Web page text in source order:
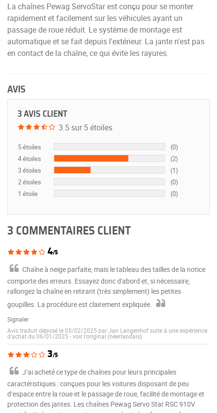
La chaînes Pewag ServoStar est conçu pour se monter
rapidement et facilement sur les véhicules ayant un
passage de roue réduit. Le système de montage est
automatique et se fait depuis l'extérieur. La jante n'est pas
en contact de la chaîne, ce qui évite les rayures.
AVIS
3 AVIS CLIENT
3.5 sur 5 étoiles
5 étoiles
(0)
4 étoiles
(2)
3 étoiles
(1)
2 étoiles
(0)
1 étoile
(0)
3 COMMENTAIRES CLIENT
4/5
Chaîne à neige parfaite, mais le tableau des tailles de la notice
comporte des erreurs. Essayez donc d'abord et, si nécessaire,
rallongez la chaîne en retirant (très simplement) les petites
goupilles. La procédure est clairement expliquée.
Signaler
Avis traduit déposé le 05/02/2025 par Jan Langenhof suite à une expérience
d'achat du 06/01/2025 -voir l'original (néerlandais)
3/5
J’ai acheté ce type de chaînes pour leurs principales
caractéristiques : conçues pour les voitures disposant de peu
d’espace entre la roue et le passage de roue, facilité de montage et
protection des jantes. Les chaînes Pewag Servo Star RSC 910V